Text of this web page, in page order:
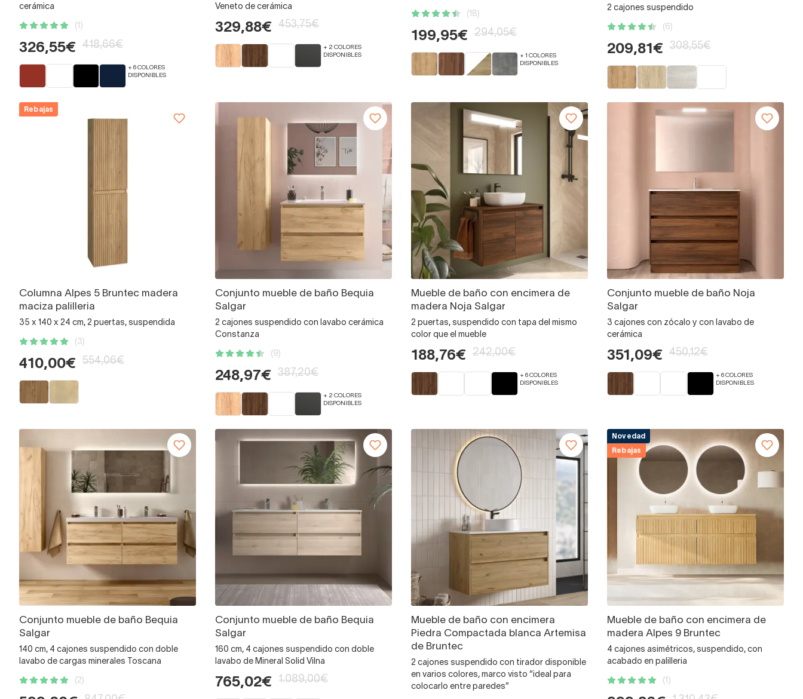
cerámica
(1)
326,55€ 418,66€
+ 6 COLORES
DISPONIBLES
Veneto de cerámica
329,88€ 453,75€
+ 2 COLORES
DISPONIBLES
(18)
199,95€ 294,05€
+ 1 COLORES
DISPONIBLES
2 cajones suspendido
(6)
209,81€ 308,55€
Rebajas
Columna Alpes 5 Bruntec madera
maciza palilleria
35 x 140 x 24 cm, 2 puertas, suspendida
(3)
410,00€ 554,06€
Conjunto mueble de baño Bequia
Salgar
2 cajones suspendido con lavabo cerámica
Constanza
(9)
248,97€ 387,20€
+ 2 COLORES
DISPONIBLES
Mueble de baño con encimera de
madera Noja Salgar
2 puertas, suspendido con tapa del mismo
color que el mueble
188,76€ 242,00€
+ 6 COLORES
DISPONIBLES
Conjunto mueble de baño Noja
Salgar
3 cajones con zócalo y con lavabo de
cerámica
351,09€ 450,12€
+ 6 COLORES
DISPONIBLES
Conjunto mueble de baño Bequia
Salgar
140 cm, 4 cajones suspendido con doble
lavabo de cargas minerales Toscana
(2)
Conjunto mueble de baño Bequia
Salgar
160 cm, 4 cajones suspendido con doble
lavabo de Mineral Solid Vilna
765,02€ 1.089,00€
Mueble de baño con encimera
Piedra Compactada blanca Artemisa
de Bruntec
2 cajones suspendido con tirador disponible
en varios colores, marco visto “ideal para
colocarlo entre paredes”
Novedad
Rebajas
Mueble de baño con encimera de
madera Alpes 9 Bruntec
4 cajones asimétricos, suspendido, con
acabado en palilleria
(1)